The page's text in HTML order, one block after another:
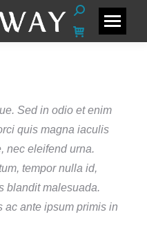
Buscar:
Sed in odio et enim
quis magna iaculis
nec eleifend urna.
tempor nulla id,
blandit malesuada.
ac ante ipsum primis in